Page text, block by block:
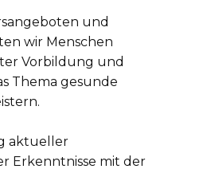
und
wir Menschen
Vorbildung und
Thema gesunde
aktueller
Erkenntnisse mit der